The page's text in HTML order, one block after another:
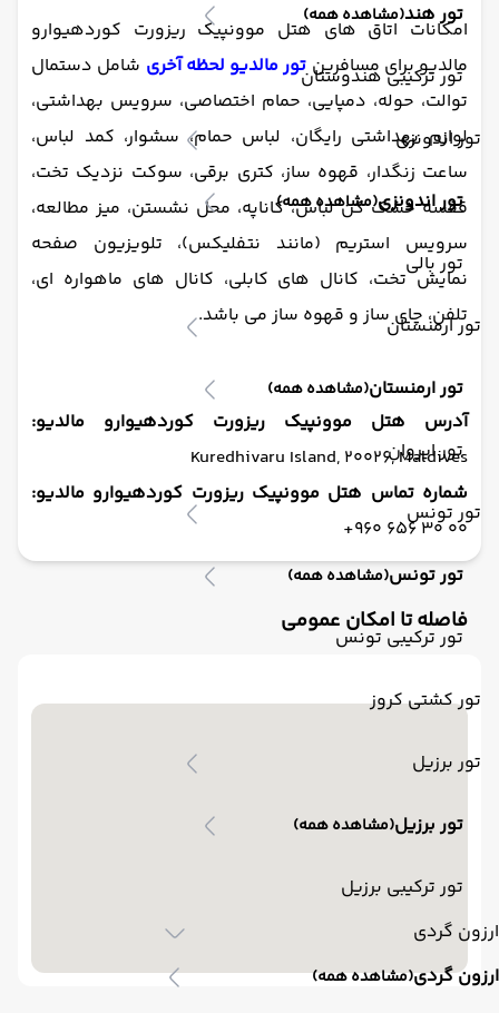
تور هند(مشاهده همه)
تور ترکیبی هندوستان
تور اندونزی
تور اندونزی(مشاهده همه)
تور بالی
تور ارمنستان
تور ارمنستان(مشاهده همه)
تور ایروان
تور تونس
تور تونس(مشاهده همه)
تور ترکیبی تونس
تور کشتی کروز
تور برزیل
تور برزیل(مشاهده همه)
تور ترکیبی برزیل
ارزون گردی
ارزون گردی(مشاهده همه)
امکانات اتاق های هتل موونپیک ریزورت کوردهیوارو
مالدیو برای مسافرینتور مالدیو لحظه آخری شامل دستمال
توالت، حوله، دمپایی، حمام اختصاصی، سرویس بهداشتی،
لوازم بهداشتی رایگان، لباس حمام، سشوار، کمد لباس،
ساعت زنگدار، قهوه ساز، کتری برقی، سوکت نزدیک تخت،
قفسه خشک کن لباس، کاناپه، محل نشستن، میز مطالعه،
سرویس استریم (مانند نتفلیکس)، تلویزیون صفحه
نمایش تخت، کانال های کابلی، کانال های ماهواره ای،
تلفن، چای ساز و قهوه ساز می باشد.
آدرس هتل موونپیک ریزورت کوردهیوارو مالدیو:
Kuredhivaru Island, 20026, Maldives
شماره تماس هتل موونپیک ریزورت کوردهیوارو مالدیو:
00 30 656 960+
فاصله تا امکان عمومی